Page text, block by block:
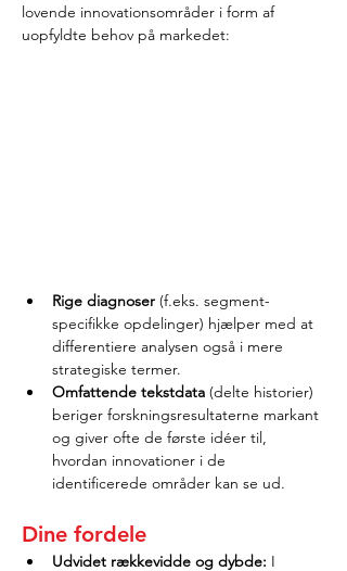
lovende innovationsområder i form af
uopfyldte behov på markedet:
Rige diagnoser (f.eks. segment-
specifikke opdelinger) hjælper med at
differentiere analysen også i mere
strategiske termer.
Omfattende tekstdata (delte historier)
beriger forskningsresultaterne markant
og giver ofte de første idéer til,
hvordan innovationer i de
identificerede områder kan se ud.
Dine fordele
Udvidet rækkevidde og dybde: I